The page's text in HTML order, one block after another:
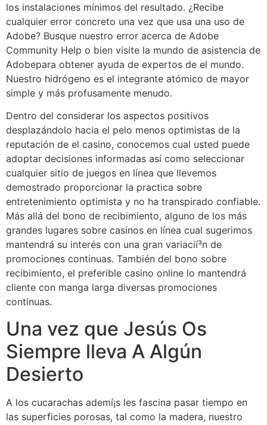
los instalaciones mínimos del resultado. ¿Recibe
cualquier error concreto una vez que usa una uso de
Adobe? Busque nuestro error acerca de Adobe
Community Help o bien visite la mundo de asistencia de
Adobepara obtener ayuda de expertos de el mundo.
Nuestro hidrógeno es el integrante atómico de mayor
simple y más profusamente menudo.
Dentro del considerar los aspectos positivos
desplazándolo hacia el pelo menos optimistas de la
reputación de el casino, conocemos cual usted puede
adoptar decisiones informadas así­ como seleccionar
cualquier sitio de juegos en línea que llevemos
demostrado proporcionar la practica sobre
entretenimiento optimista y no ha transpirado confiable.
Más allá del bono de recibimiento, alguno de los más
grandes lugares sobre casinos en línea cual sugerimos
mantendrá su interés con una gran variacií³n de
promociones continuas. También del bono sobre
recibimiento, el preferible casino online lo mantendrá
cliente con manga larga diversas promociones
continuas.
Una vez que Jesús Os
Siempre lleva A Algún
Desierto
A los cucarachas ademí¡s les fascina pasar tiempo en
las superficies porosas, tal como la madera, nuestro